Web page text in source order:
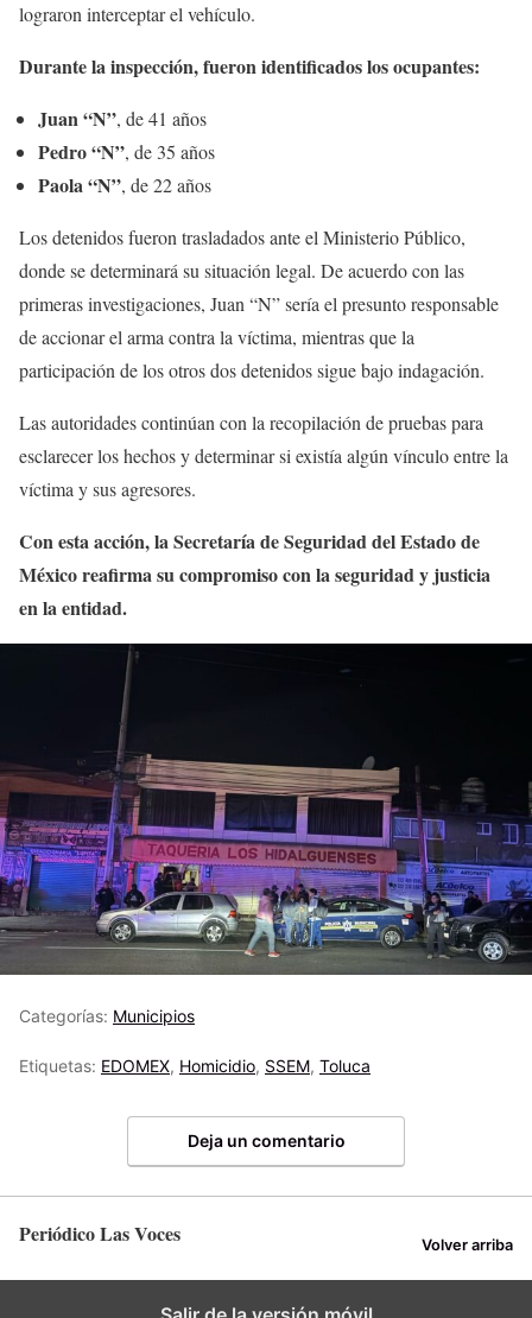
lograron interceptar el vehículo.
Durante la inspección, fueron identificados los ocupantes:
Juan “N”, de 41 años
Pedro “N”, de 35 años
Paola “N”, de 22 años
Los detenidos fueron trasladados ante el Ministerio Público,
donde se determinará su situación legal. De acuerdo con las
primeras investigaciones, Juan “N” sería el presunto responsable
de accionar el arma contra la víctima, mientras que la
participación de los otros dos detenidos sigue bajo indagación.
Las autoridades continúan con la recopilación de pruebas para
esclarecer los hechos y determinar si existía algún vínculo entre la
víctima y sus agresores.
Con esta acción, la Secretaría de Seguridad del Estado de
México reafirma su compromiso con la seguridad y justicia
en la entidad.
Categorías: Municipios
Etiquetas: EDOMEX, Homicidio, SSEM, Toluca
Deja un comentario
Periódico Las Voces Volver arriba